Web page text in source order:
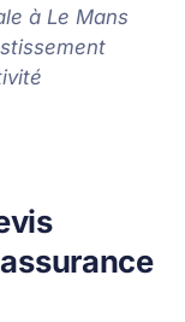
à Le Mans